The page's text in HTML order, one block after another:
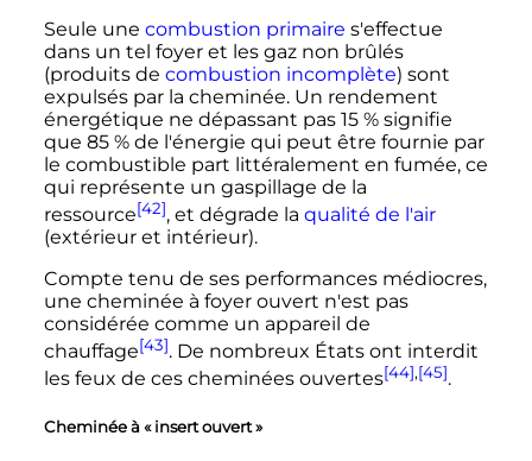
Seule une combustion primaire s'effectue
dans un tel foyer et les gaz non brûlés
(produits de combustion incomplète) sont
expulsés par la cheminée. Un rendement
énergétique ne dépassant pas 15 % signifie
que 85 % de l'énergie qui peut être fournie par
le combustible part littéralement en fumée, ce
qui représente un gaspillage de la
ressource[42], et dégrade la qualité de l'air
(extérieur et intérieur).
Compte tenu de ses performances médiocres,
une cheminée à foyer ouvert n'est pas
considérée comme un appareil de
chauffage[43]. De nombreux États ont interdit
les feux de ces cheminées ouvertes[44],[45].
Cheminée à « insert ouvert »